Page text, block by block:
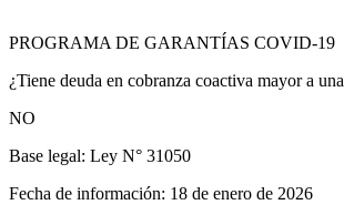
PROGRAMA DE GARANTÍAS COVID-19
¿Tiene deuda en cobranza coactiva mayor a
NO
Base legal: Ley N° 31050
Fecha de información: 18 de enero de 2026